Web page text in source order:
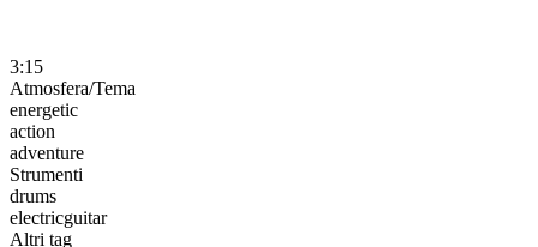
3:15
Atmosfera/Tema
energetic
action
adventure
Strumenti
drums
electricguitar
Altri tag